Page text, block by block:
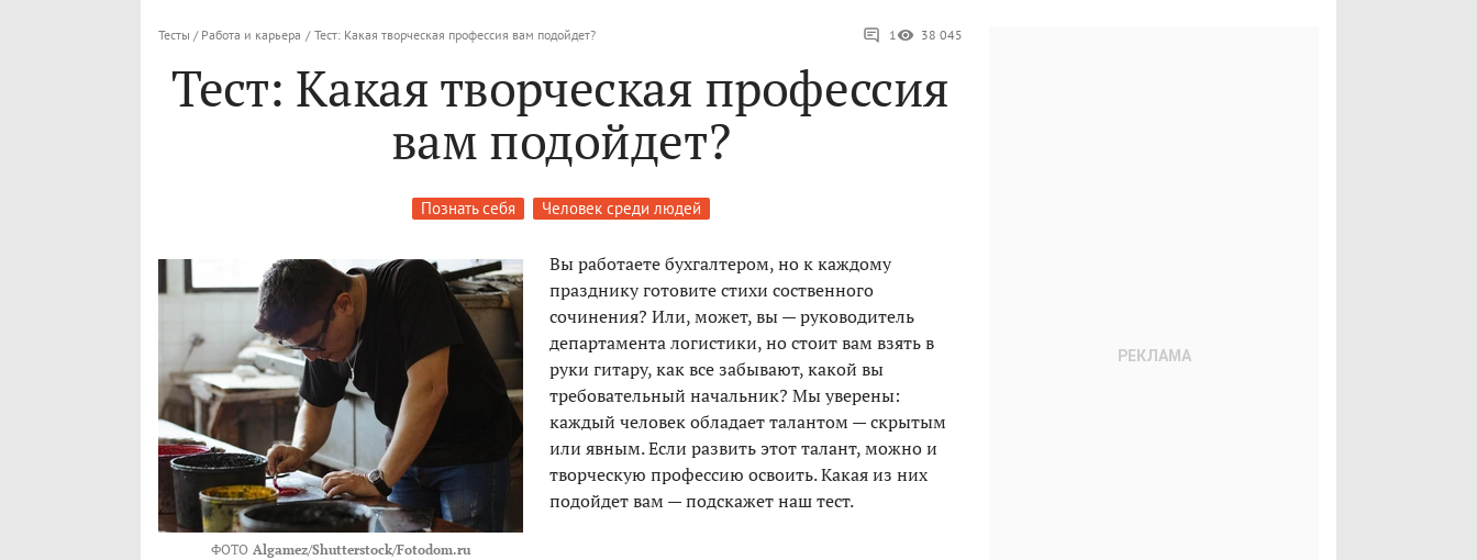
Тесты / Работа и карьера / Тест: Какая творческая профессия вам подойдет? 1 38 045
Тест: Какая творческая профессия
вам подойдет?
Познать себя Человек среди людей
ФОТО Algamez/Shutterstock/Fotodom.ru
Вы работаете бухгалтером, но к каждому
празднику готовите стихи соственного
сочинения? Или, может, вы — руководитель
департамента логистики, но стоит вам взять в
руки гитару, как все забывают, какой вы
требовательный начальник? Мы уверены:
каждый человек обладает талантом — скрытым
или явным. Если развить этот талант, можно и
творческую профессию освоить. Какая из них
подойдет вам — подскажет наш тест.